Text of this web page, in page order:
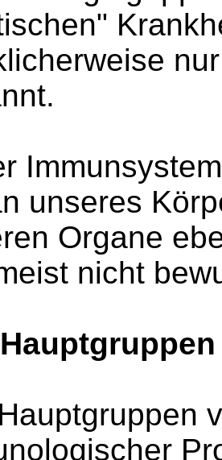
unseres
Organe
nicht